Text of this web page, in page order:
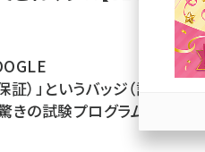
）」というバッジ（認定
きの試験プログラムの情